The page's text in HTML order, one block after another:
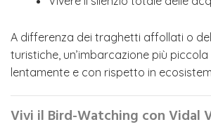
A differenza dei traghetti affollati o
turistiche, un’imbarcazione più piccola
lentamente e con rispetto in
Vivi il Bird-Watching con Vidal